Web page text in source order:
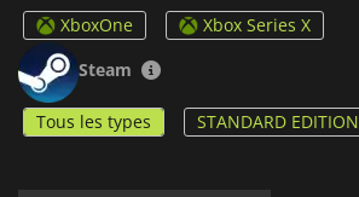
XboxOne
Xbox Series X
Steam
Tous les types STANDARD EDITION